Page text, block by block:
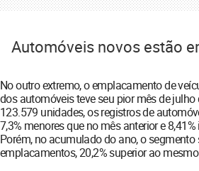
Automóveis novos estão
No outro extremo, o emplacamento de
dos automóveis teve seu pior mês de julho
123.579 unidades, os registros de
7,3% menores que no mês anterior e
Porém, no acumulado do ano, o
emplacamentos, 20,2% superior ao